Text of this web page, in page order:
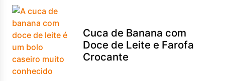
Cuca de Banana com
Doce de Leite e Farofa
Crocante